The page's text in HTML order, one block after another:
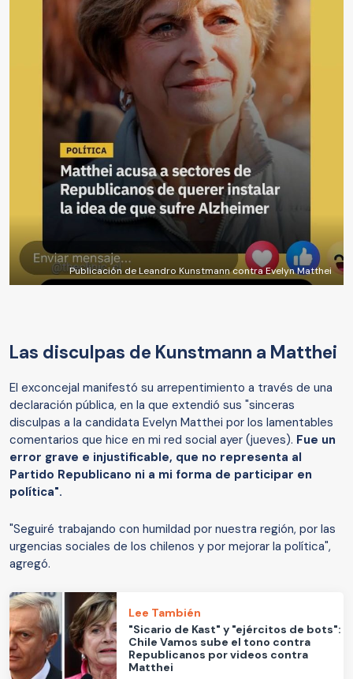
Publicación de Leandro Kunstmann contra Evelyn Matthei
Las disculpas de Kunstmann a Matthei
El exconcejal manifestó su arrepentimiento a través de una
declaración pública, en la que extendió sus "sinceras
disculpas a la candidata Evelyn Matthei por los lamentables
comentarios que hice en mi red social ayer (jueves). Fue un
error grave e injustificable, que no representa al
Partido Republicano ni a mi forma de participar en
política".
"Seguiré trabajando con humildad por nuestra región, por las
urgencias sociales de los chilenos y por mejorar la política",
agregó.
Lee También
"Sicario de Kast" y "ejércitos de bots":
Chile Vamos sube el tono contra
Republicanos por videos contra
Matthei